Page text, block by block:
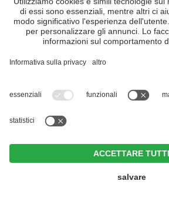
Zin Park | alpine suites &
VIVOSüdtirol è il portale di viaggio
Trentino Alto Adige davvero – con
offerte su misura.
Nonostante il lavoro accurato e il
motivi di sicurezza, si prega di
| Part. IVA